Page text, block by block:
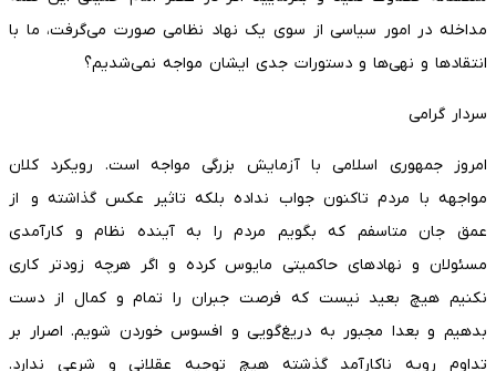
مداخله در امور سیاسی از سوی یک نهاد نظامی صورت می­‌گرفت، ما با
انتقادها و نهی­‌ها و دستورات جدی ایشان مواجه نمی‌­شدیم؟
سردار گرامی
امروز جمهوری اسلامی با آزمایش بزرگی مواجه است. رویکرد کلان
مواجهه با مردم تاکنون جواب نداده بلکه تاثیر عکس گذاشته و از
عمق جان متاسفم که بگویم مردم را به آینده نظام و کارآمدی
مسئولان و نهادهای حاکمیتی مایوس کرده و اگر هرچه زودتر کاری
نکنیم هیچ بعید نیست که فرصت جبران را تمام و کمال از دست
بدهیم و بعدا مجبور به دریغ‌گویی و افسوس خوردن شویم. اصرار بر
تداوم رویه ناکارآمد گذشته هیچ توجیه عقلانی و شرعی ندارد.